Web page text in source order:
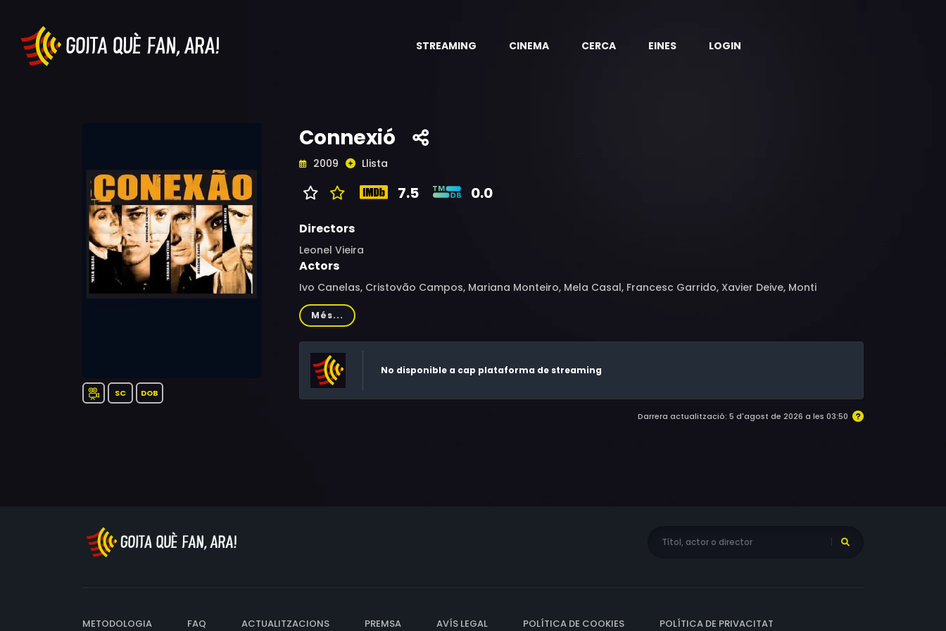
STREAMING CINEMA CERCA EINES LOGIN
SC DOB
Connexió
2009 Llista
7.5 0.0
Directors
Leonel Vieira
Actors
Ivo Canelas, Cristovão Campos, Mariana Monteiro, Mela Casal, Francesc Garrido, Xavier Deive, Monti
Castineras
Més...
No disponible a cap plataforma de streaming
Darrera actualització: 5 d'agost de 2026 a les 03:50
METODOLOGIA FAQ ACTUALITZACIONS PREMSA AVÍS LEGAL POLÍTICA DE COOKIES POLÍTICA DE PRIVACITAT